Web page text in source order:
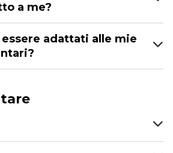
a me?
adattati alle mie